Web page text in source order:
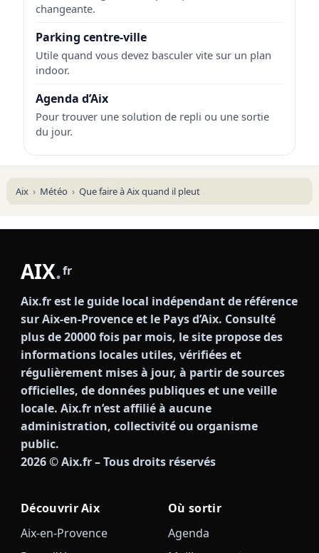
changeante.
Parking centre-ville
Utile quand vous devez basculer vite sur un plan
indoor.
Agenda d’Aix
Pour trouver une solution de repli ou une sortie
du jour.
Aix Météo Que faire à Aix quand il pleut
AIX.fr
Aix.fr est le guide local indépendant de référence
sur Aix-en-Provence et le Pays d’Aix. Consulté
plus de 20000 fois par mois, le site propose des
informations locales utiles, vérifiées et
régulièrement mises à jour, à partir de sources
officielles, de données publiques et une veille
locale. Aix.fr n’est affilié à aucune
administration, collectivité ou organisme
public.
2026© Aix.fr – Tous droits réservés
Découvrir Aix
Aix-en-Provence
Où sortir
Agenda